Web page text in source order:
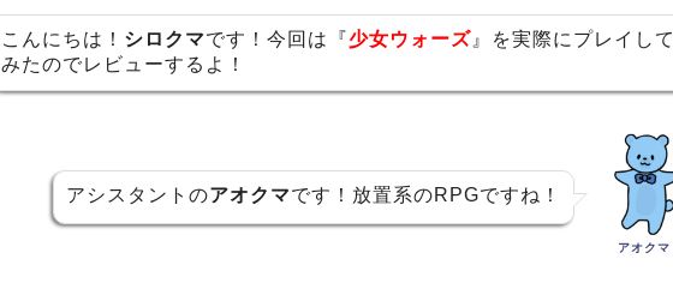
こんにちは！ シロクマです！今回は『少女ウォーズ 』を実際にプレイして
みたのでレビューするよ！
アシスタントのアオクマです！放置系のRPGですね！
アオクマ